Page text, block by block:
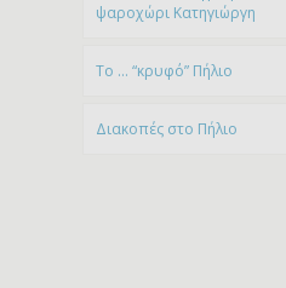
ψαροχώρι Kατηγιώργη
To … “κρυφό” Πήλιο
Διακοπές στο Πήλιο